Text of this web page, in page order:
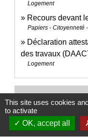
Logement
Recours devant
Papiers - Citoyenneté
Déclaration
des travaux
Logement
Le permis
Ordre des architectes
This site uses cookies
to activate
OK, accept all